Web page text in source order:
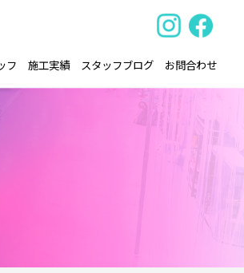
フ 施工実績 スタッフブログ お問合わせ